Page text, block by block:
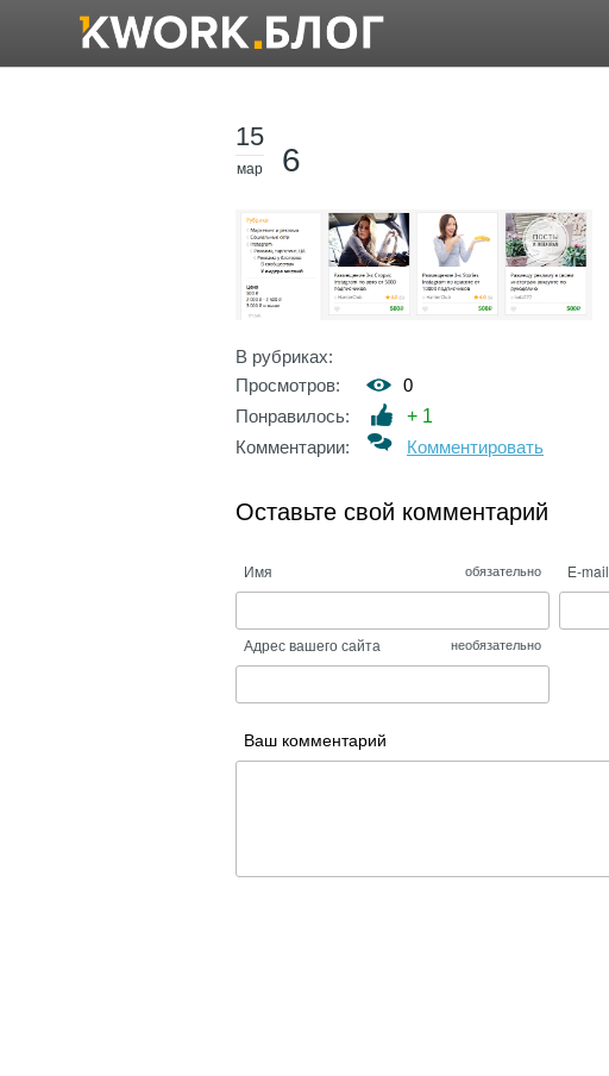
15
мар 6
В рубриках:
Просмотров:
0
Понравилось:
+ 1
Комментарии:
Комментировать
Оставьте свой комментарий
Имя обязательно E-mail
Адрес вашего сайта необязательно
Ваш комментарий